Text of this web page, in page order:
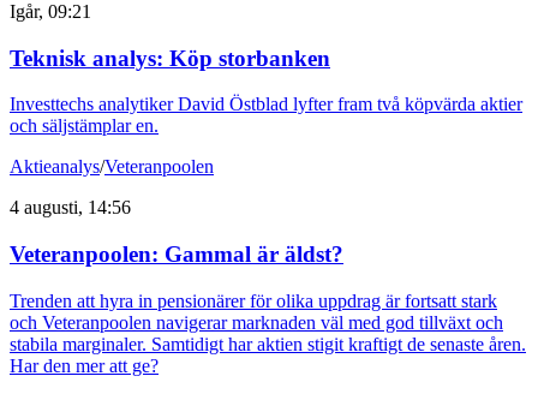
Igår, 09:21
Teknisk analys: Köp storbanken
Investtechs analytiker David Östblad lyfter fram två köpvärda aktier
och säljstämplar en.
Aktieanalys/Veteranpoolen
4 augusti, 14:56
Veteranpoolen: Gammal är äldst?
Trenden att hyra in pensionärer för olika uppdrag är fortsatt stark
och Veteranpoolen navigerar marknaden väl med god tillväxt och
stabila marginaler. Samtidigt har aktien stigit kraftigt de senaste åren.
Har den mer att ge?